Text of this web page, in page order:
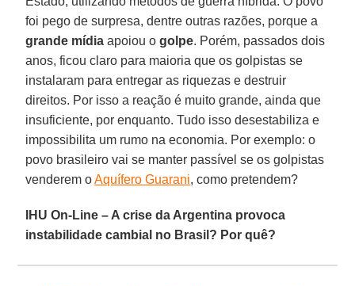
foi pego de surpresa, dentre outras razões, porque a
grande mídia apoiou ogolpe. Porém, passados dois
anos, ficou claro para maioria que os golpistas se
instalaram para entregar as riquezas e destruir
direitos. Por isso a reação é muito grande, ainda que
insuficiente, por enquanto. Tudo isso desestabiliza e
impossibilita um rumo na economia. Por exemplo: o
povo brasileiro vai se manter passível se os golpistas
venderem oAquífero Guarani, como pretendem?
IHU On-Line – A crise da Argentina provoca
instabilidade cambial no Brasil? Por quê?